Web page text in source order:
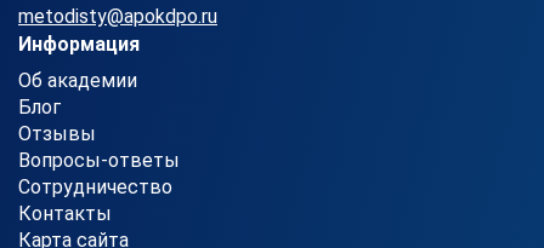
metodisty@apokdpo.ru
Информация
Об академии
Блог
Отзывы
Вопросы-ответы
Сотрудничество
Контакты
Карта сайта